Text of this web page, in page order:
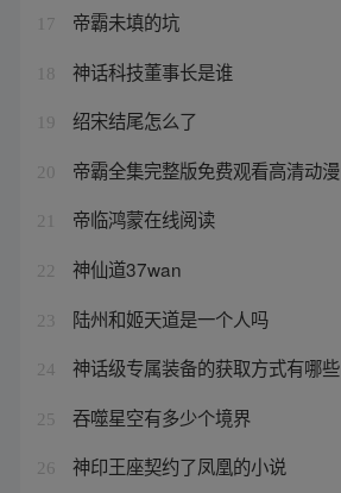
17 帝霸未填的坑
18 神话科技董事长是谁
19 绍宋结尾怎么了
20 帝霸全集完整版免费观看高清动漫
21 帝临鸿蒙在线阅读
22 神仙道37wan
23 陆州和姬天道是一个人吗
24 神话级专属装备的获取方式有哪些
25 吞噬星空有多少个境界
26 神印王座契约了凤凰的小说